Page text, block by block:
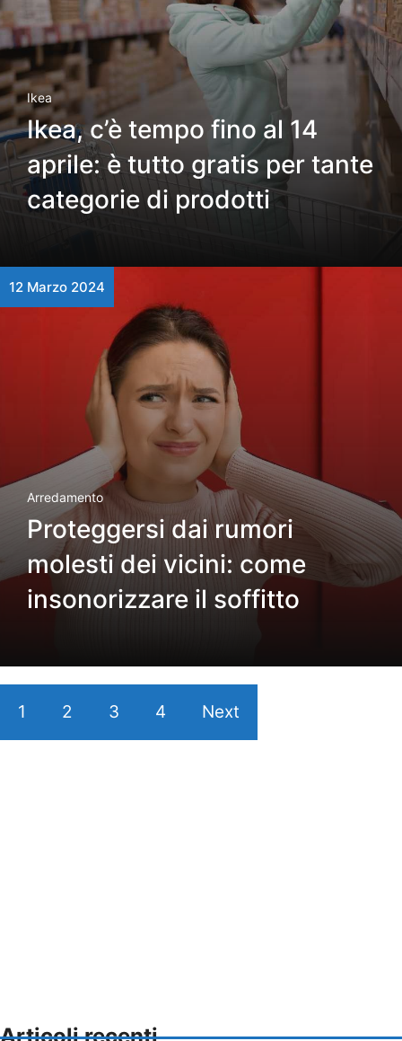
Ikea
Ikea, c’è tempo fino al 14
aprile: è tutto gratis per tante
categorie di prodotti
12 Marzo 2024
Arredamento
Proteggersi dai rumori
molesti dei vicini: come
insonorizzare il soffitto
1 2 3 4 Next